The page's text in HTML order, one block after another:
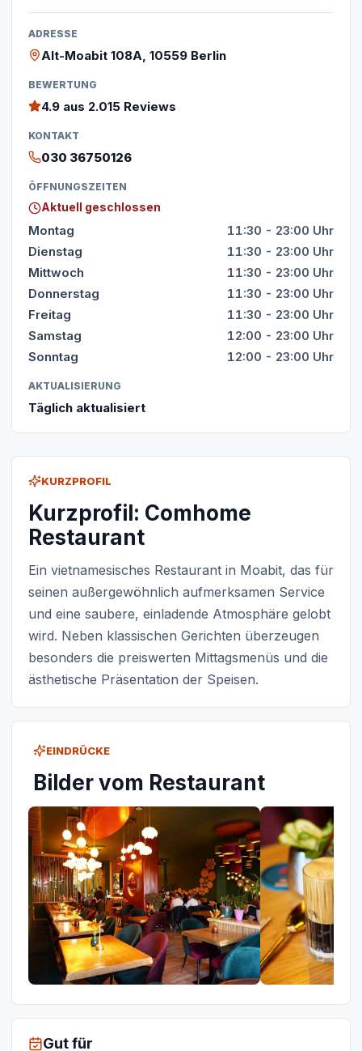
KURZPROFIL
Kurzprofil: Comhome
Restaurant
Ein vietnamesisches Restaurant in Moabit, das für
seinen außergewöhnlich aufmerksamen Service
und eine saubere, einladende Atmosphäre gelobt
wird. Neben klassischen Gerichten überzeugen
besonders die preiswerten Mittagsmenüs und die
ästhetische Präsentation der Speisen.
EINDRÜCKE
Bilder vom Restaurant
Gut für
ADRESSE
Alt-Moabit 108A, 10559 Berlin
BEWERTUNG
4.9 aus 2.015 Reviews
KONTAKT
030 36750126
ÖFFNUNGSZEITEN
Aktuell geschlossen
Montag
11:30 - 23:00 Uhr
Dienstag
11:30 - 23:00 Uhr
Mittwoch
11:30 - 23:00 Uhr
Donnerstag
11:30 - 23:00 Uhr
Freitag
11:30 - 23:00 Uhr
Samstag
12:00 - 23:00 Uhr
Sonntag
12:00 - 23:00 Uhr
AKTUALISIERUNG
Täglich aktualisiert